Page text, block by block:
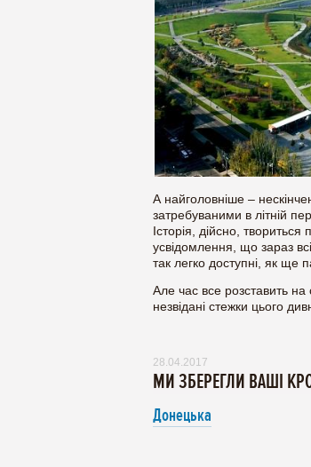
А найголовніше –
затребуваними в літній
Історія, дійсно,
усвідомлення, що зараз
так легко доступні, як ще
Але час все розставить на
незвідані стежки цього
28.04.2017
МИ ЗБЕРЕГЛИ ВАШІ
Донецька